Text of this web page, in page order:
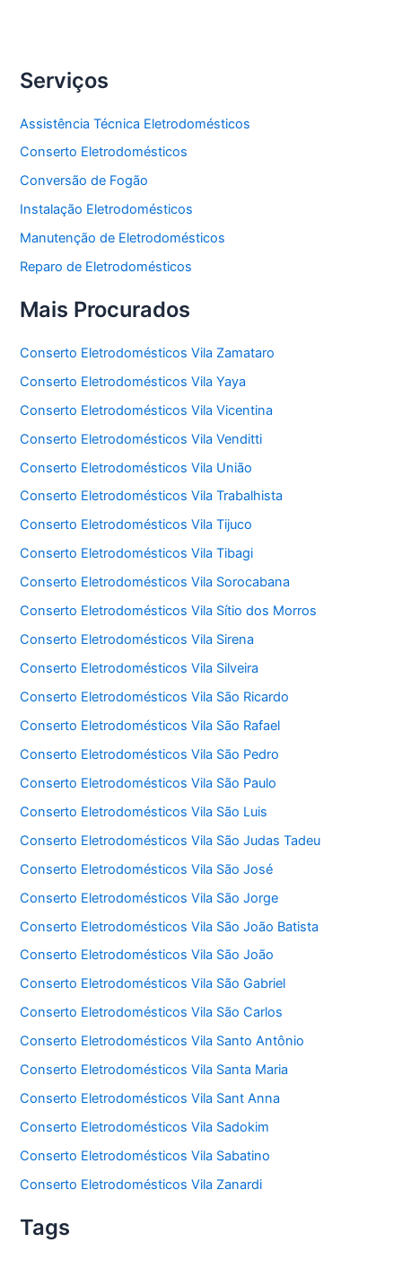
Serviços
Assistência Técnica Eletrodomésticos
Conserto Eletrodomésticos
Conversão de Fogão
Instalação Eletrodomésticos
Manutenção de Eletrodomésticos
Reparo de Eletrodomésticos
Mais Procurados
Conserto Eletrodomésticos Vila Zamataro
Conserto Eletrodomésticos Vila Yaya
Conserto Eletrodomésticos Vila Vicentina
Conserto Eletrodomésticos Vila Venditti
Conserto Eletrodomésticos Vila União
Conserto Eletrodomésticos Vila Trabalhista
Conserto Eletrodomésticos Vila Tijuco
Conserto Eletrodomésticos Vila Tibagi
Conserto Eletrodomésticos Vila Sorocabana
Conserto Eletrodomésticos Vila Sítio dos Morros
Conserto Eletrodomésticos Vila Sirena
Conserto Eletrodomésticos Vila Silveira
Conserto Eletrodomésticos Vila São Ricardo
Conserto Eletrodomésticos Vila São Rafael
Conserto Eletrodomésticos Vila São Pedro
Conserto Eletrodomésticos Vila São Paulo
Conserto Eletrodomésticos Vila São Luis
Conserto Eletrodomésticos Vila São Judas Tadeu
Conserto Eletrodomésticos Vila São José
Conserto Eletrodomésticos Vila São Jorge
Conserto Eletrodomésticos Vila São João Batista
Conserto Eletrodomésticos Vila São João
Conserto Eletrodomésticos Vila São Gabriel
Conserto Eletrodomésticos Vila São Carlos
Conserto Eletrodomésticos Vila Santo Antônio
Conserto Eletrodomésticos Vila Santa Maria
Conserto Eletrodomésticos Vila Sant Anna
Conserto Eletrodomésticos Vila Sadokim
Conserto Eletrodomésticos Vila Sabatino
Conserto Eletrodomésticos Vila Zanardi
Tags